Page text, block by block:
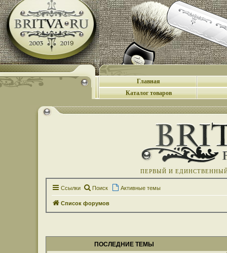
Главная
Каталог товаров
ПЕРВЫЙ И
Ссылки Поиск Активные темы
Список форумов
ПОСЛЕДНИЕ ТЕМЫ